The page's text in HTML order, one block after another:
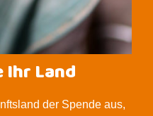
Ihr Land
der Spende aus,